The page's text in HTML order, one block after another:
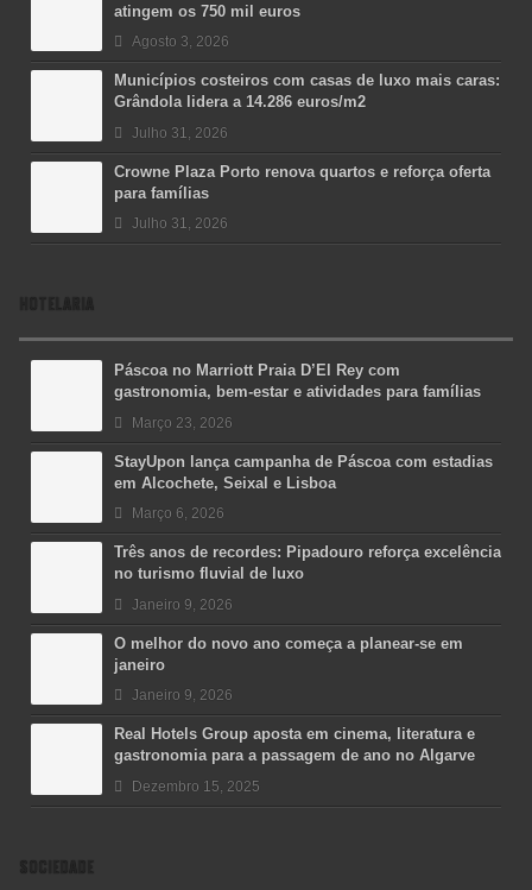
atingem os 750 mil euros
Agosto 3, 2026
Municípios costeiros com casas de luxo mais caras:
Grândola lidera a 14.286 euros/m2
Julho 31, 2026
Crowne Plaza Porto renova quartos e reforça oferta
para famílias
Julho 31, 2026
HOTELARIA
Páscoa no Marriott Praia D’El Rey com
gastronomia, bem-estar e atividades para famílias
Março 23, 2026
StayUpon lança campanha de Páscoa com estadias
em Alcochete, Seixal e Lisboa
Março 6, 2026
Três anos de recordes: Pipadouro reforça excelência
no turismo fluvial de luxo
Janeiro 9, 2026
O melhor do novo ano começa a planear-se em
janeiro
Janeiro 9, 2026
Real Hotels Group aposta em cinema, literatura e
gastronomia para a passagem de ano no Algarve
Dezembro 15, 2025
SOCIEDADE